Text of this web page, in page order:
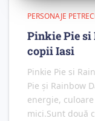
PERSONAJE
Pinkie Pie si
copii Iasi
Pinkie Pie si
Pie și Rainbow
energie,
mici.Sunt două